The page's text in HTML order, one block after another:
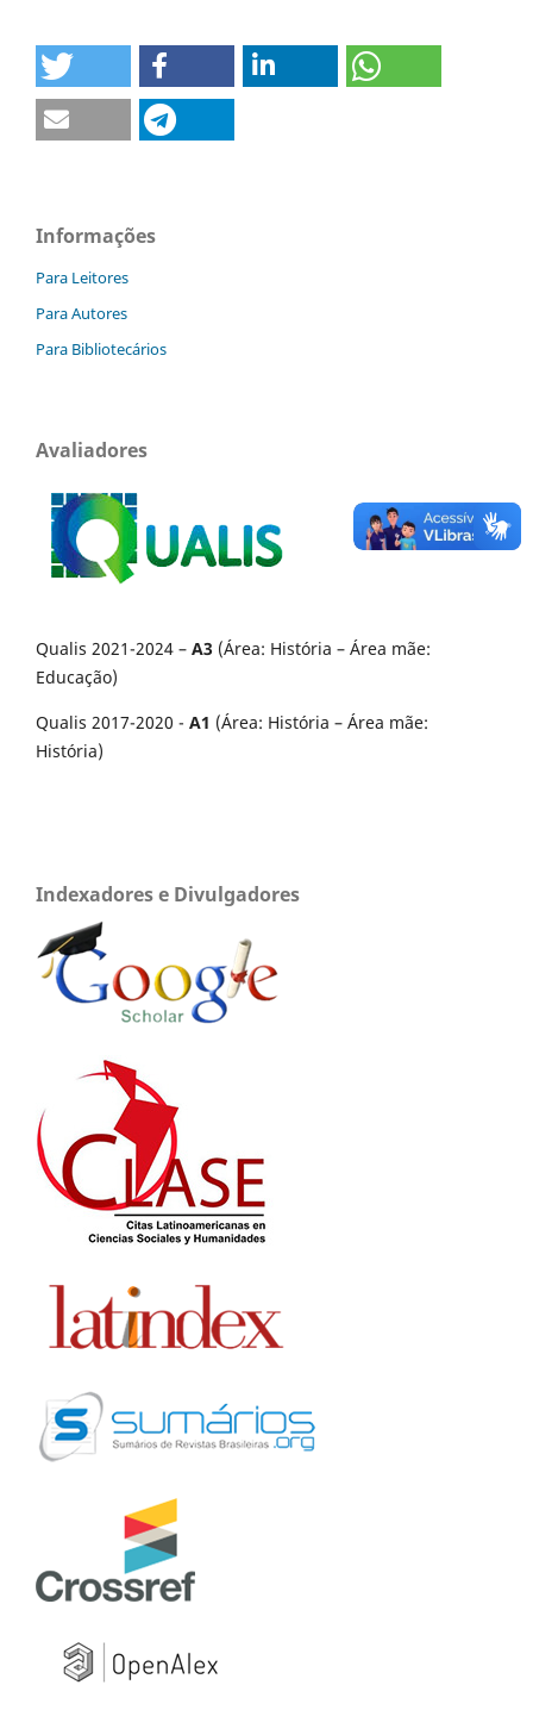
Informações
Para Leitores
Para Autores
Para Bibliotecários
Avaliadores
Qualis 2021-2024 – A3 (Área: História – Área mãe:
Educação)
Qualis 2017-2020 - A1 (Área: História – Área mãe:
História)
Indexadores e Divulgadores